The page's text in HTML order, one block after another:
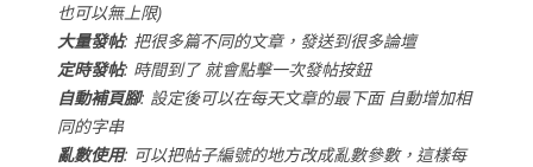
也可以無上限)
大量發帖: 把很多篇不同的文章，發送到很多論壇
定時發帖: 時間到了 就會點擊一次發帖按鈕
自動補頁腳: 設定後可以在每天文章的最下面 自動增加相
同的字串
亂數使用: 可以把帖子編號的地方改成亂數參數，這樣每